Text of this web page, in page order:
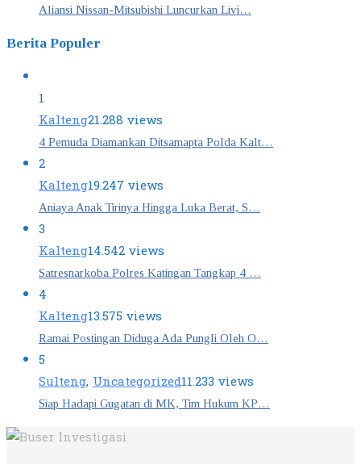
Aliansi Nissan-Mitsubishi Luncurkan Livi…
Berita Populer
1
Kalteng21.288 views
4 Pemuda Diamankan Ditsamapta Polda Kalt…
2
Kalteng19.247 views
Aniaya Anak Tirinya Hingga Luka Berat, S…
3
Kalteng14.542 views
Satresnarkoba Polres Katingan Tangkap 4 …
4
Kalteng13.575 views
Ramai Postingan Diduga Ada Pungli Oleh O…
5
Sulteng,Uncategorized11.233 views
Siap Hadapi Gugatan di MK, Tim Hukum KP…